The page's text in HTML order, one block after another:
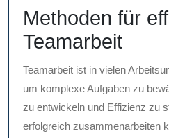
Methoden für
Teamarbeit
Teamarbeit ist in vielen
um komplexe Aufgaben zu
zu entwickeln und Effizienz zu
erfolgreich zusammenarbeiten